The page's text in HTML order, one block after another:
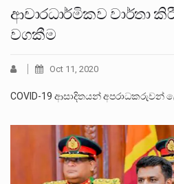
ආචාරධාර්මිකව වාර්තා
වගකීම
Oct 11, 2020
COVID-19 ආසාදිතයන් අපරාධකරුවන්